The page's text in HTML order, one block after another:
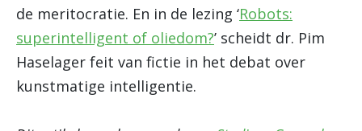
de meritocratie. En in de lezing ‘Robots:
superintelligent of oliedom?’ scheidt dr. Pim
Haselager feit van fictie in het debat over
kunstmatige intelligentie.